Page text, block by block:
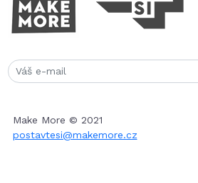
Make More © 2021
postavtesi@makemore.cz